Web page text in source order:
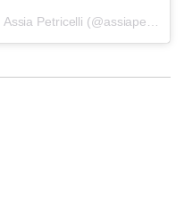
Assia Petricelli (@assiapetricelli) em